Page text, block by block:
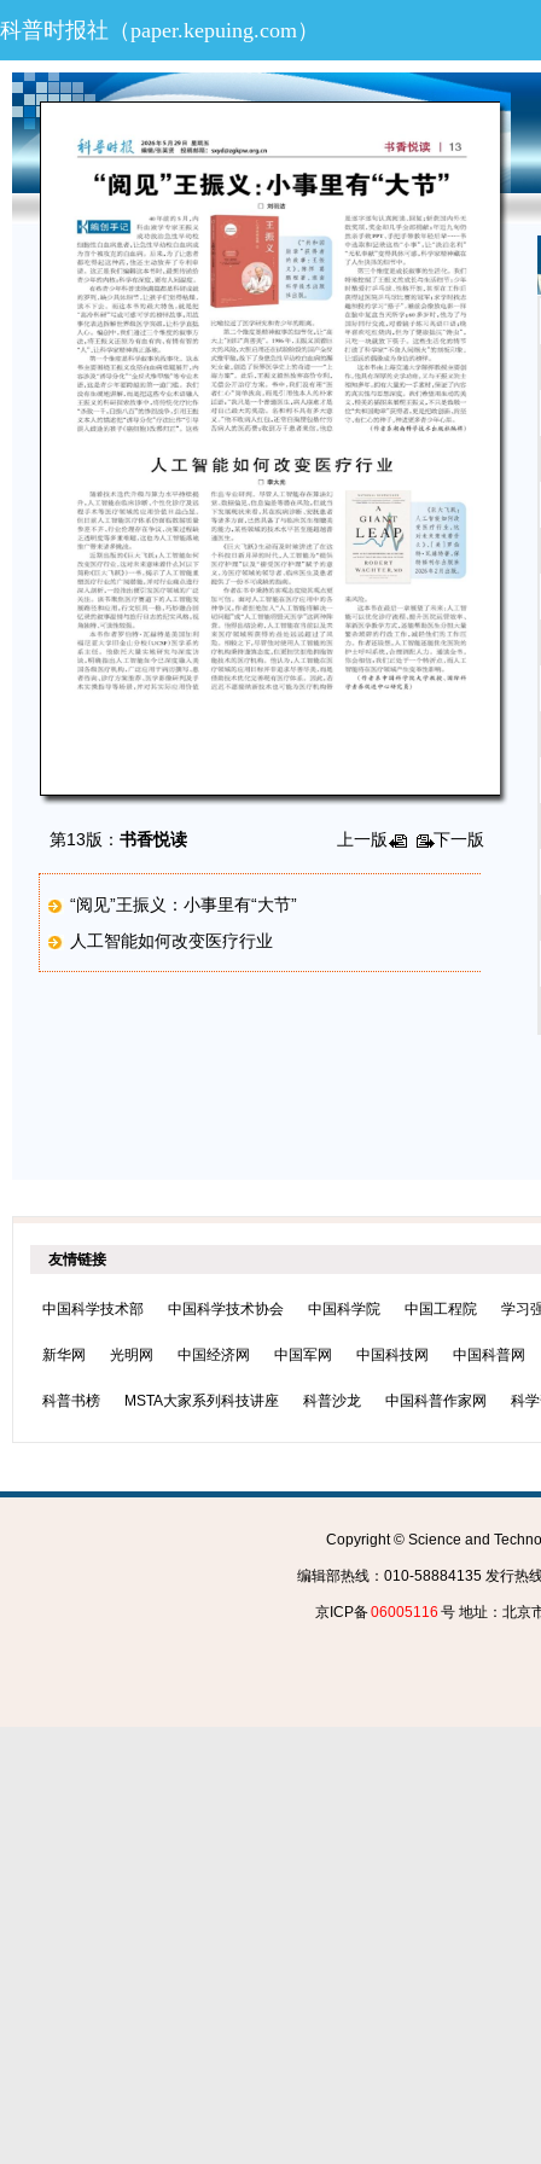
科普时报社（paper.kepuing.com）
第13版：书香悦读 上一版 下一版
“阅见”王振义：小事里有“大节”
人工智能如何改变医疗行业
友情链接
中国科学技术部 中国科学技术协会 中国科学院 中国工程院 学习
新华网 光明网 中国经济网 中国军网 中国科技网 中国科普网
科普书榜 MSTA大家系列科技讲座 科普沙龙 中国科普作家网 科
Copyright © Science and
编辑部热线：010-58884135 发行热
京ICP备06005116 号 地址：北京